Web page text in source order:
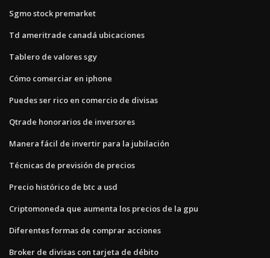
Sgmo stock premarket
Td ameritrade canadá ubicaciones
Tablero de valores sgy
Cómo comerciar en iphone
Puedes ser rico en comercio de divisas
Qtrade honorarios de inversores
Manera fácil de invertir para la jubilación
Técnicas de previsión de precios
Precio histórico de btc a usd
Criptomoneda que aumenta los precios de la gpu
Diferentes formas de comprar acciones
Broker de divisas con tarjeta de débito